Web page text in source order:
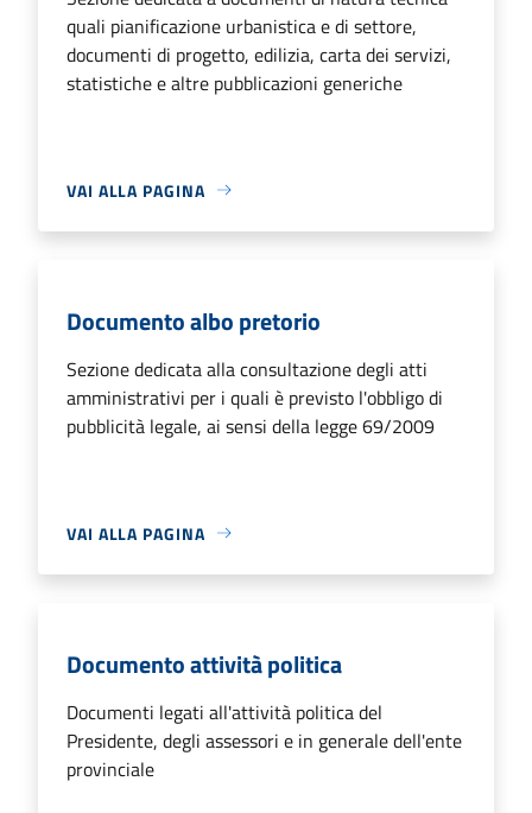
quali pianificazione urbanistica e di settore,
documenti di progetto, edilizia, carta dei servizi,
statistiche e altre pubblicazioni generiche
VAI ALLA PAGINA
Documento albo pretorio
Sezione dedicata alla consultazione degli atti
amministrativi per i quali è previsto l'obbligo di
pubblicità legale, ai sensi della legge 69/2009
VAI ALLA PAGINA
Documento attività politica
Documenti legati all'attività politica del
Presidente, degli assessori e in generale dell'ente
provinciale